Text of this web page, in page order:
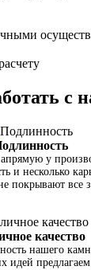
с
у
и несколько
покрывают все
качество
нашего
идей